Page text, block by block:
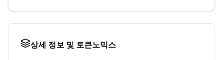
상세 정보 및 토큰노믹스